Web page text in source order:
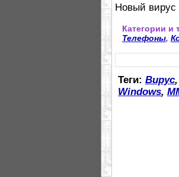
Новый вирус
Категории и
Телефоны,
Теги: Вирус
Windows,